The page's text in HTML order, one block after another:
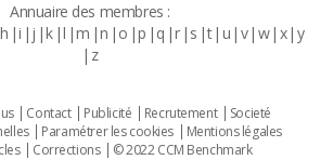
Annuaire des membres :
h i j k l m n o p q r s t u v w x y
z
Contact Publicité Recrutement
Societé
Paramétrer les cookies
Mentions légales
Corrections © 2022 CCM Benchmark